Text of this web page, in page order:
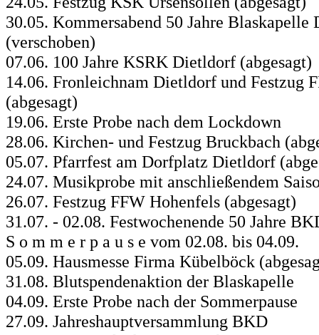
30.05. Kommersabend 50 Jahre Blaskapelle
(verschoben)
07.06. 100 Jahre KSRK Dietldorf (abgesagt)
14.06. Fronleichnam Dietldorf und Festzug
(abgesagt)
19.06. Erste Probe nach dem Lockdown
28.06. Kirchen- und Festzug Bruckbach
05.07. Pfarrfest am Dorfplatz Dietldorf
24.07. Musikprobe mit anschließendem
26.07. Festzug FFW Hohenfels (abgesagt)
31.07. - 02.08. Festwochenende 50 Jahre
S o m m e r p a u s e vom 02.08. bis 04.09.
05.09. Hausmesse Firma Kübelböck
31.08. Blutspendenaktion der Blaskapelle
04.09. Erste Probe nach der Sommerpause
27.09. Jahreshauptversammlung BKD